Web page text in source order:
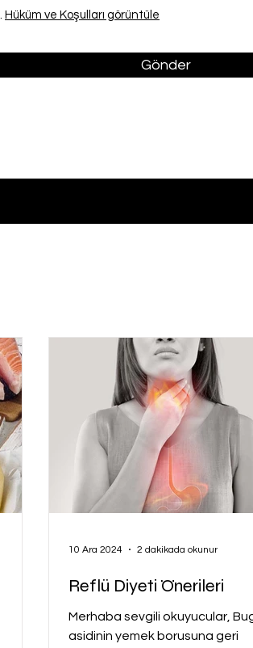
Hüküm ve Koşulları görüntüle
Gönder
Reflü Diyeti Önerileri
Merhaba sevgili okuyucular, Bugün mide
asidinin yemek borusuna geri
10 Ara 2024 2 dakikada okunur